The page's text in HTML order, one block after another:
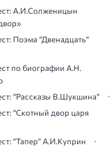
А.И.Солженицын
Поэма “Двенадцать”
по биографии А.Н.
“Рассказы В.Шукшина”
“Скотный двор царя
“Тапер” А.И.Куприн